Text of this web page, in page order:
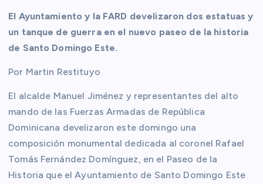
El Ayuntamiento y la FARD develizaron dos estatuas y
un tanque de guerra en el nuevo paseo de la historia
de Santo Domingo Este.
Por Martin Restituyo
El alcalde Manuel Jiménez y representantes del alto
mando de las Fuerzas Armadas de República
Dominicana develizaron este domingo una
composición monumental dedicada al coronel Rafael
Tomás Fernández Domínguez, en el Paseo de la
Historia que el Ayuntamiento de Santo Domingo Este